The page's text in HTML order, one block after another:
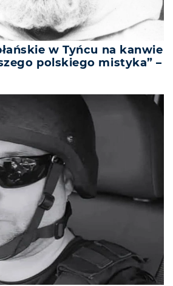
w Tyńcu na kanwie
polskiego mistyka” –